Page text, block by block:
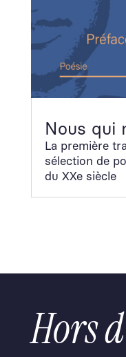
Nous qui
La pre­mière
sélec­tion de
du XXe siè­cle
Hors